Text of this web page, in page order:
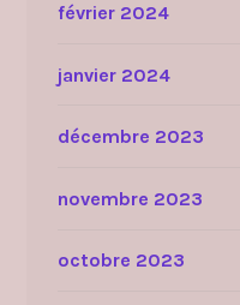
février 2024
janvier 2024
décembre 2023
novembre 2023
octobre 2023